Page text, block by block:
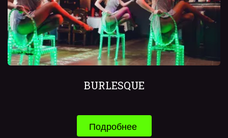
BURLESQUE
Подробнее